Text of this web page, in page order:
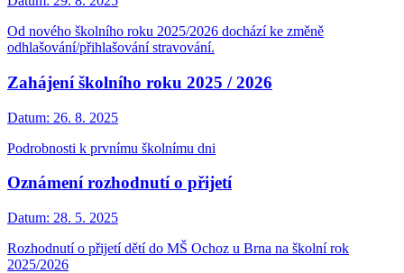
Od nového školního roku 2025/2026 dochází ke změně
odhlašování/přihlašování stravování.
Zahájení školního roku 2025 / 2026
Datum: 26. 8. 2025
Podrobnosti k prvnímu školnímu dni
Oznámení rozhodnutí o přijetí
Datum: 28. 5. 2025
Rozhodnutí o přijetí dětí do MŠ Ochoz u Brna na školní rok
2025/2026